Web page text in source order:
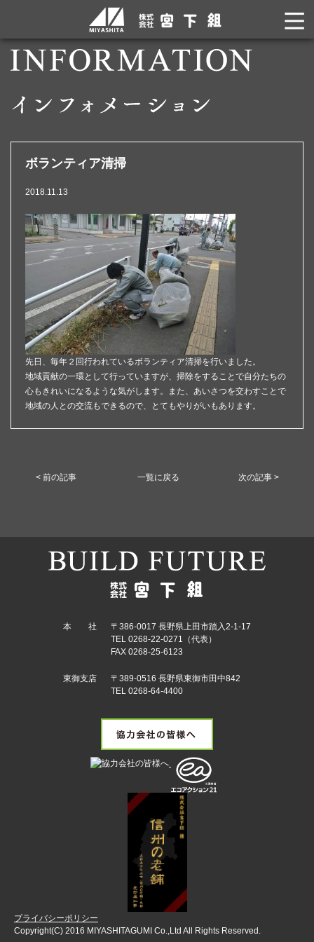
ボランティア清掃
2018.11.13
先日、毎年２回行われているボランティア清掃を行いました。
地域貢献の一環として行っていますが、掃除をすることで自分たちの
心もきれいになるような気がします。また、あいさつを交わすことで
地域の人との交流もできるので、とてもやりがいもあります。
< 前の記事 一覧に戻る 次の記事 >
本 社
〒386-0017 長野県上田市踏入2-1-17
TEL 0268-22-0271（代表）
FAX 0268-25-6123
東御支店
〒389-0516 長野県東御市田中842
TEL 0268-64-4400
プライバシーポリシー
Copyright(C) 2016 MIYASHITAGUMI Co.,Ltd All Rights Reserved.